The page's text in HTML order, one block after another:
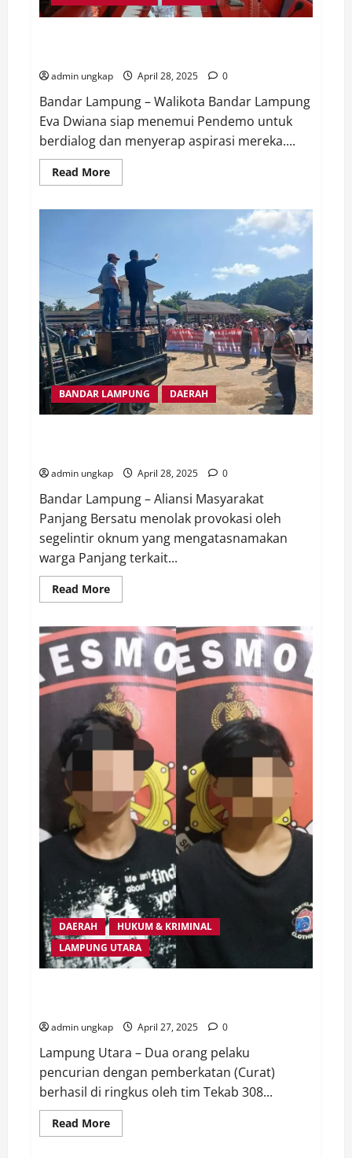
admin ungkap April 28, 2025 0
Bandar Lampung – Walikota Bandar Lampung
Eva Dwiana siap menemui Pendemo untuk
berdialog dan menyerap aspirasi mereka....
Read MoreRead
more
Pendemo,
Paparkan
Solusi
Atasi
Banjir
BANDAR LAMPUNG DAERAH
admin ungkap April 28, 2025 0
Bandar Lampung – Aliansi Masyarakat
Panjang Bersatu menolak provokasi oleh
segelintir oknum yang mengatasnamakan
warga Panjang terkait...
Read MoreRead
more
Panjang
Tolak
Provokasi
Atas
Nama
Korban
Banjir
DAERAH
HUKUM & KRIMINAL
LAMPUNG UTARA
admin ungkap April 27, 2025 0
Lampung Utara – Dua orang pelaku
pencurian dengan pemberkatan (Curat)
berhasil di ringkus oleh tim Tekab 308...
Read MoreRead
more